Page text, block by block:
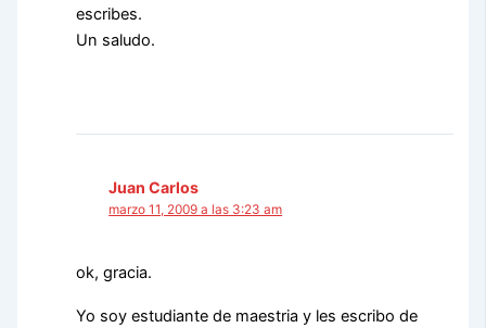
escribes.
Un saludo.
Juan Carlos
marzo 11, 2009 a las 3:23 am
ok, gracia.
Yo soy estudiante de maestria y les escribo de